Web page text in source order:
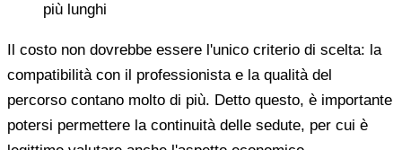
più lunghi
Il costo non dovrebbe essere l'unico criterio di scelta: la
compatibilità con il professionista e la qualità del
percorso contano molto di più. Detto questo, è importante
potersi permettere la continuità delle sedute, per cui è